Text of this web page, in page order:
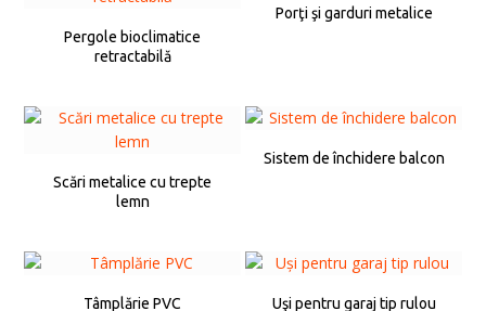
Pergole bioclimatice
retractabilă
Porţi şi garduri metalice
Scări metalice cu trepte
lemn
Sistem de închidere balcon
Tâmplărie PVC Uşi pentru garaj tip rulou